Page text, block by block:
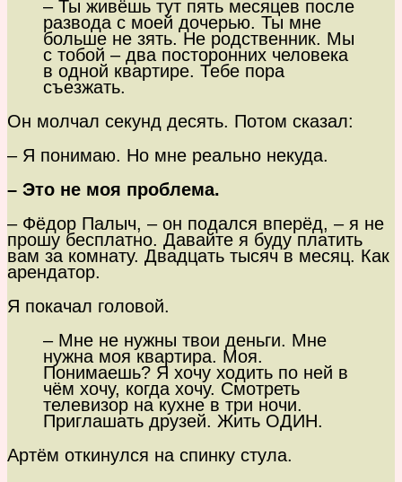
– Ты живёшь тут пять месяцев после
развода с моей дочерью. Ты мне
больше не зять. Не родственник. Мы
с тобой – два посторонних человека
в одной квартире. Тебе пора
съезжать.
Он молчал секунд десять. Потом сказал:
– Я понимаю. Но мне реально некуда.
– Это не моя проблема.
– Фёдор Палыч, – он подался вперёд, – я не
прошу бесплатно. Давайте я буду платить
вам за комнату. Двадцать тысяч в месяц. Как
арендатор.
Я покачал головой.
– Мне не нужны твои деньги. Мне
нужна моя квартира. Моя.
Понимаешь? Я хочу ходить по ней в
чём хочу, когда хочу. Смотреть
телевизор на кухне в три ночи.
Приглашать друзей. Жить ОДИН.
Артём откинулся на спинку стула.